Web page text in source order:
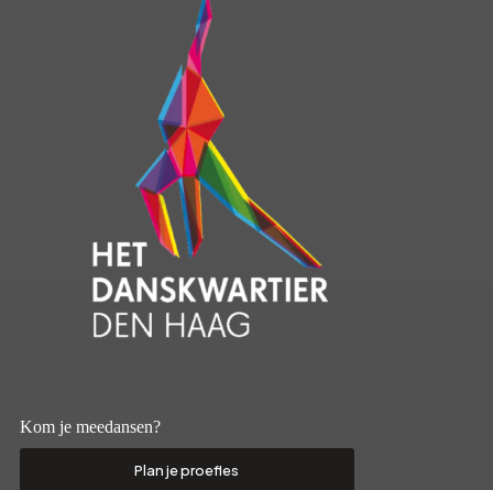
Kom je meedansen?
Plan je proefles